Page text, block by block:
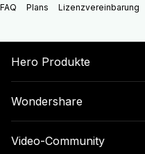
FAQ Plans Lizenzvereinbarung
Hero Produkte
Wondershare
Video-Community